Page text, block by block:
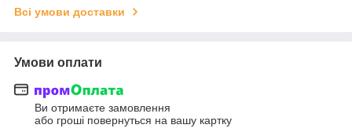
Всі умови доставки
Умови оплати
Ви отримаєте замовлення
або гроші повернуться на вашу картку